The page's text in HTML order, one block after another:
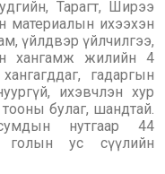
Тарагт, Ширээ
материалын ихээхэн
үйлдвэр үйлчилгээ,
хангамж жилийн 4
гадаргын
ихэвчлэн хур
булаг, шандтай.
нутгаар 44
голын ус сүүлийн